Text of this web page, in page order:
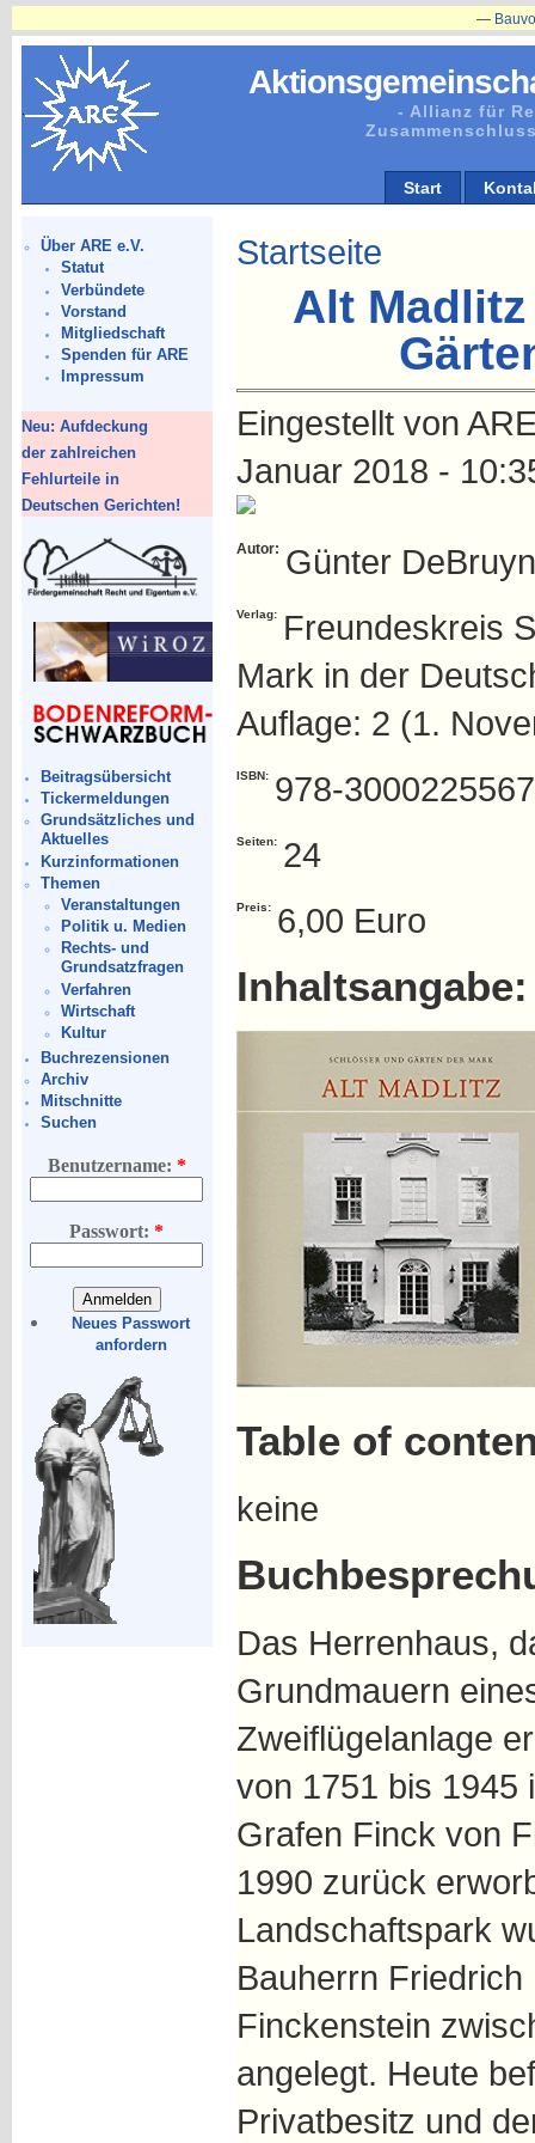
- Allianz für
Start
Über ARE e.V.
Statut
Verbündete
Vorstand
Mitgliedschaft
Spenden für ARE
Impressum
Neu: Aufdeckung
der zahlreichen
Fehlurteile in
Deutschen Gerichten!
Beitragsübersicht
Tickermeldungen
Grundsätzliches und
Aktuelles
Kurzinformationen
Themen
Veranstaltungen
Politik u. Medien
Rechts- und
Grundsatzfragen
Verfahren
Wirtschaft
Kultur
Buchrezensionen
Archiv
Mitschnitte
Suchen
Benutzername: *
Passwort:*
Neues Passwort
anfordern
Startseite
Alt
Eingestellt von
Januar 2018 -
Autor: Günter DeBruyn
Verlag:
Freundeskreis
Mark in der
Auflage: 2 (1.
ISBN: 978-3000225567
Seiten: 24
Preis: 6,00 Euro
Inhaltsangabe:
Table of
keine
Das Herrenhaus,
Grundmauern
Zweiflügelanlage
von 1751 bis 1945
Grafen Finck von
1990 zurück
Landschaftspark
Bauherrn
Finckenstein
angelegt. Heute
Privatbesitz und